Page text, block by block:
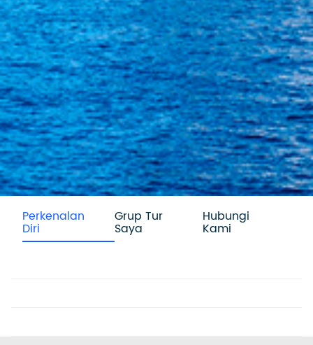
Perkenalan
Diri
Grup Tur
Saya
Hubungi
Kami